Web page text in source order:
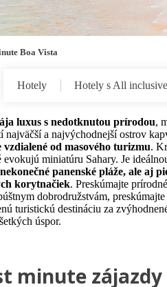
Boa Vista
Hotely Hotely s All inclusive
luxus s nedotknutou prírodou,
najväčší a najvýchodnejší ostrov
od masového turizmu.
miniatúru Sahary. Je
nekonečné panenské pláže, ale aj
korytnačiek. Preskúmajte
dobrodružstvám,
turistickú destináciu za
úspor.
minute zájazdy